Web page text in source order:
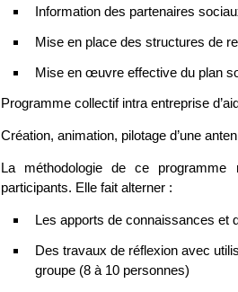
Information des partenaires
Mise en place des structures de
Mise en œuvre effective du plan
Programme collectif intra entreprise
Création, animation, pilotage d’une
La méthodologie de ce
participants. Elle fait alterner :
Les apports de connaissances et
Des travaux de réflexion avec
groupe (8 à 10 personnes)